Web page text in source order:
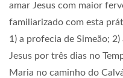
amar Jesus com maior
familiarizado com esta
1) a profecia de Simeão;
Jesus por três dias no
Maria no caminho do